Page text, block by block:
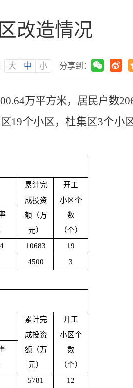
改造情况
大 中 小 分享到：
00.64万平方米，居民户数
19个小区，杜集区3个小
累计完
成投资
额（万
元）
开工
小区个
数
（个）
10683
19
4500 3
累计完
成投资
额（万
元）
开工
小区个
数
（个）
5781 12